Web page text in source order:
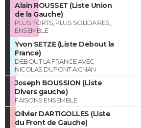
Alain ROUSSET (Liste Union
de la Gauche)
PLUS FORTS, PLUS SOLIDAIRES,
ENSEMBLE
Yvon SETZE (Liste Debout la
France)
DEBOUT LA FRANCE AVEC
NICOLAS DUPONT AIGNAN
Joseph BOUSSION (Liste
Divers gauche)
FAISONS ENSEMBLE
Olivier DARTIGOLLES (Liste
du Front de Gauche)